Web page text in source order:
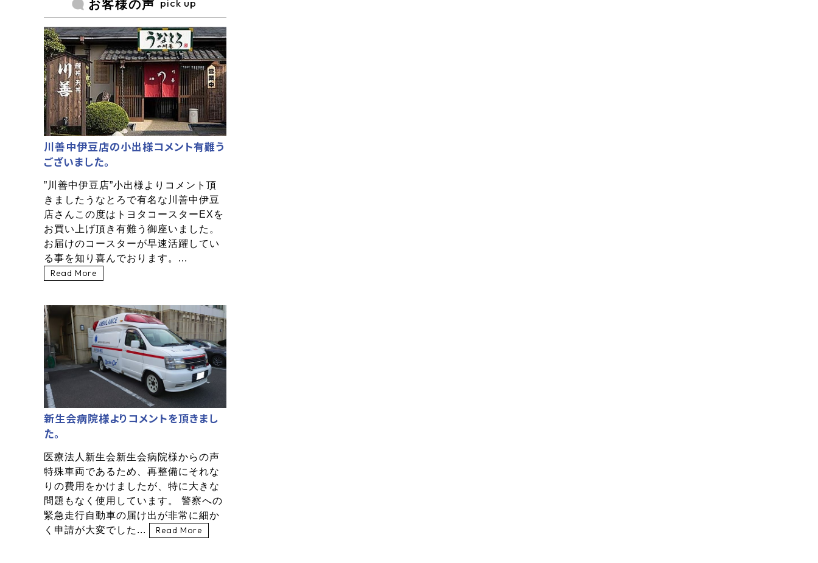
お客様の声 pick up
川善中伊豆店の小出様コメント有難う
ございました。
”川善中伊豆店”小出様よりコメント頂
きましたうなとろで有名な川善中伊豆
店さんこの度はトヨタコースターEXを
お買い上げ頂き有難う御座いました。
お届けのコースターが早速活躍してい
る事を知り喜んでおります。...
Read More
新生会病院様よりコメントを頂きまし
た。
医療法人新生会新生会病院様からの声
特殊車両であるため、再整備にそれな
りの費用をかけましたが、特に大きな
問題もなく使用しています。 警察への
緊急走行自動車の届け出が非常に細か
く申請が大変でした...
Read More